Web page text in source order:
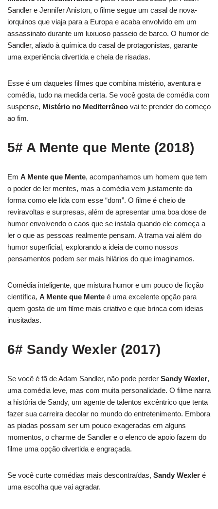
Sandler e Jennifer Aniston, o filme segue um casal de nova-
iorquinos que viaja para a Europa e acaba envolvido em um
assassinato durante um luxuoso passeio de barco. O humor de
Sandler, aliado à química do casal de protagonistas, garante
uma experiência divertida e cheia de risadas.
Esse é um daqueles filmes que combina mistério, aventura e
comédia, tudo na medida certa. Se você gosta de comédia com
suspense, Mistério no Mediterrâneo vai te prender do começo
ao fim.
5# A Mente que Mente (2018)
Em A Mente que Mente, acompanhamos um homem que tem
o poder de ler mentes, mas a comédia vem justamente da
forma como ele lida com esse “dom”. O filme é cheio de
reviravoltas e surpresas, além de apresentar uma boa dose de
humor envolvendo o caos que se instala quando ele começa a
ler o que as pessoas realmente pensam. A trama vai além do
humor superficial, explorando a ideia de como nossos
pensamentos podem ser mais hilários do que imaginamos.
Comédia inteligente, que mistura humor e um pouco de ficção
científica, A Mente que Mente é uma excelente opção para
quem gosta de um filme mais criativo e que brinca com ideias
inusitadas.
6# Sandy Wexler (2017)
Se você é fã de Adam Sandler, não pode perder Sandy Wexler,
uma comédia leve, mas com muita personalidade. O filme narra
a história de Sandy, um agente de talentos excêntrico que tenta
fazer sua carreira decolar no mundo do entretenimento. Embora
as piadas possam ser um pouco exageradas em alguns
momentos, o charme de Sandler e o elenco de apoio fazem do
filme uma opção divertida e engraçada.
Se você curte comédias mais descontraídas, Sandy Wexler é
uma escolha que vai agradar.